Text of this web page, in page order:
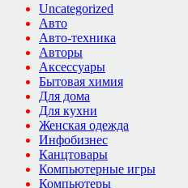
Uncategorized
Авто
Авто-техника
Авторы
Аксессуары
Бытовая химия
Для дома
Для кухни
Женская одежда
Инфобизнес
Канцтовары
Компьютерные игры
Компьютеры